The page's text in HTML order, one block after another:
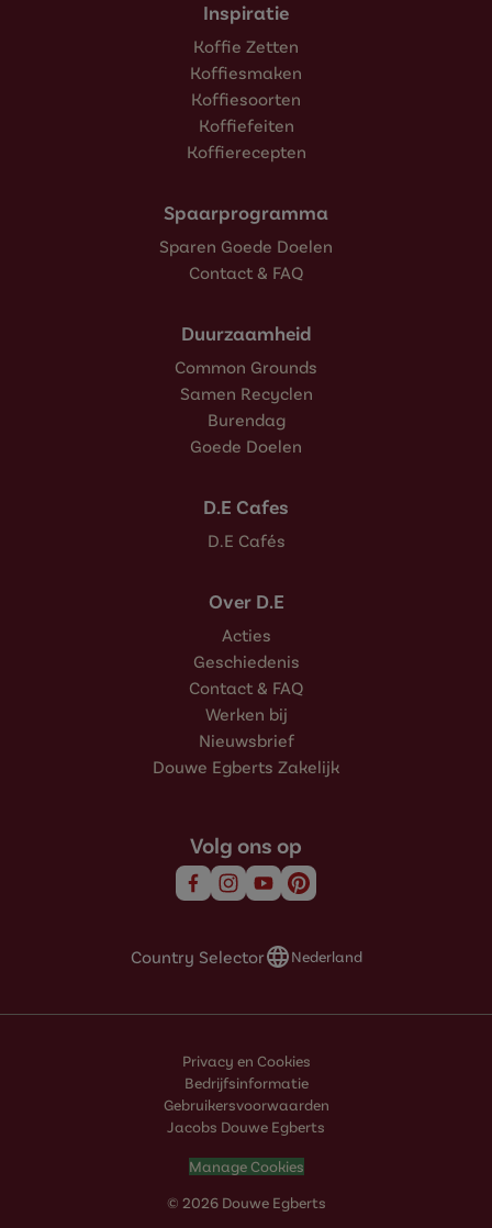
Inspiratie
Koffie Zetten
Koffiesmaken
Koffiesoorten
Koffiefeiten
Koffierecepten
Spaarprogramma
Sparen Goede Doelen
Contact & FAQ
Duurzaamheid
Common Grounds
Samen Recyclen
Burendag
Goede Doelen
D.E Cafes
D.E Cafés
Over D.E
Acties
Geschiedenis
Contact & FAQ
Werken bij
Nieuwsbrief
Douwe Egberts Zakelijk
Volg ons op
Country Selector Nederland
Privacy en Cookies
Bedrijfsinformatie
Gebruikersvoorwaarden
Jacobs Douwe Egberts
Manage Cookies
© 2026 Douwe Egberts